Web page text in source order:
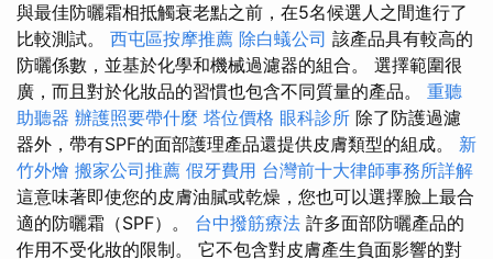
與最佳防曬霜相抵觸衰老點之前，在5名候選人之間進行了
比較測試。 西屯區按摩推薦 除白蟻公司 該產品具有較高的
防曬係數，並基於化學和機械過濾器的組合。 選擇範圍很
廣，而且對於化妝品的習慣也包含不同質量的產品。 重聽
助聽器 辦護照要帶什麼 塔位價格 眼科診所 除了防護過濾
器外，帶有SPF的面部護理產品還提供皮膚類型的組成。 新
竹外燴 搬家公司推薦 假牙費用 台灣前十大律師事務所詳解
這意味著即使您的皮膚油膩或乾燥，您也可以選擇臉上最合
適的防曬霜（SPF）。 台中撥筋療法 許多面部防曬產品的
作用不受化妝的限制。 它不包含對皮膚產生負面影響的對